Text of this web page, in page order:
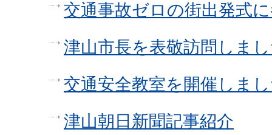
交通事故ゼロの街出発式
津山市長を表敬訪問しま
交通安全教室を開催しま
津山朝日新聞記事紹介